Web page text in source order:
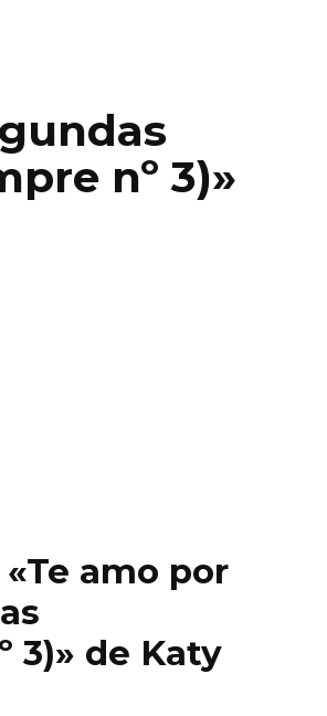
nº 3)»
amo por
3)» de Katy